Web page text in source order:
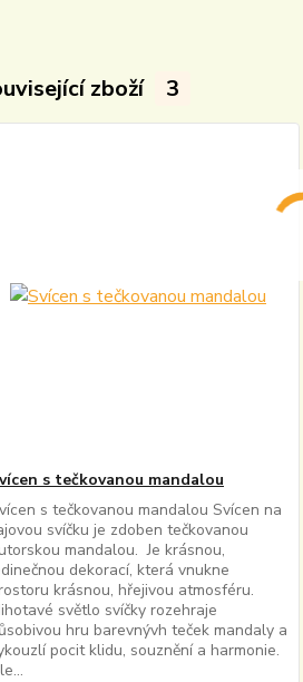
zboží 3
s tečkovanou mandalou
s tečkovanou mandalou Svícen na
svíčku je zdoben tečkovanou
mandalou. Je krásnou,
dekorací, která vnukne
krásnou, hřejivou atmosféru.
světlo svíčky rozehraje
hru barevnývh teček mandaly a
pocit klidu, souznění a harmonie.